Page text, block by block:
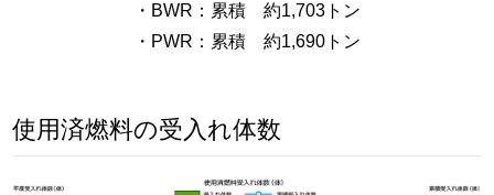
・BWR：累積 約1,703トン
・PWR：累積 約1,690トン
使用済燃料の受入れ体数